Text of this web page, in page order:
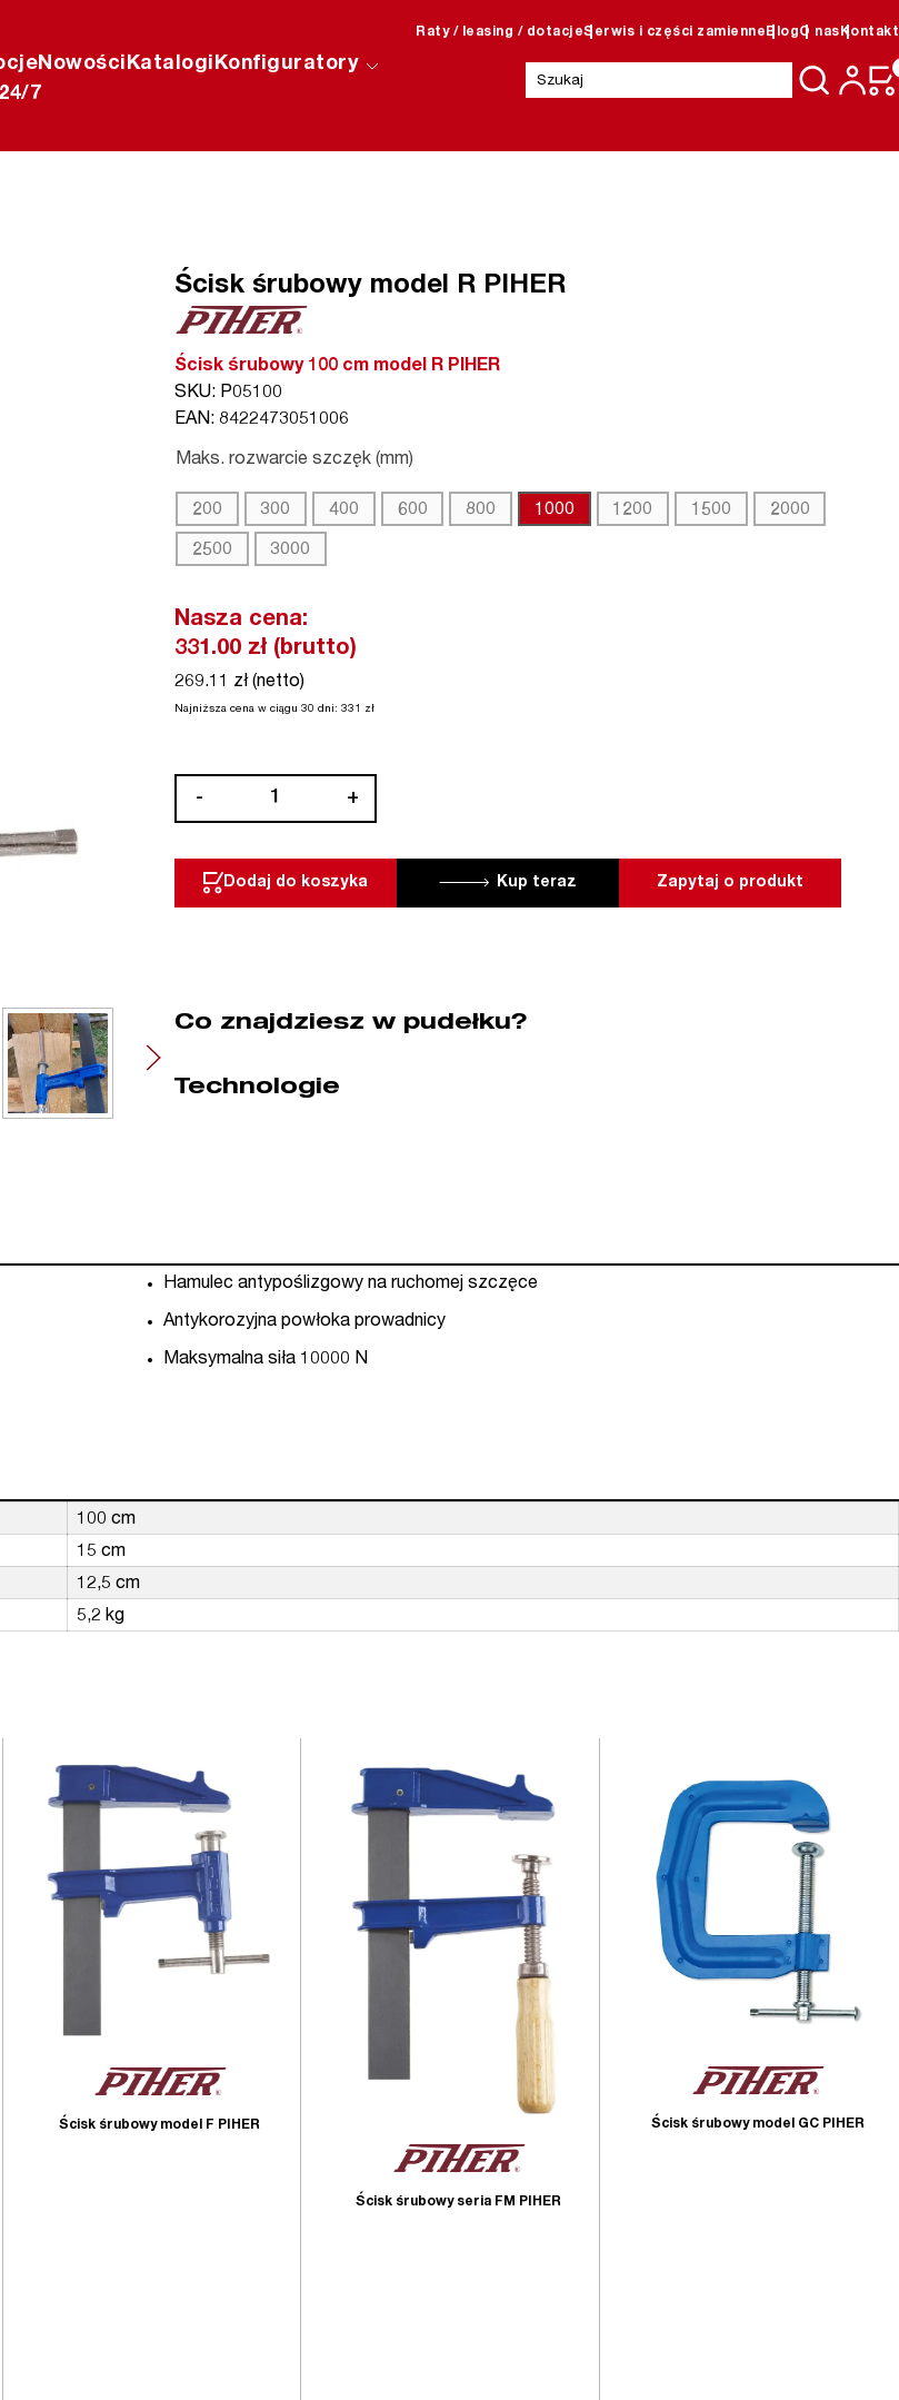
Raty / leasing / dotacjeSerwis i części zamienne BlogO nas Kontakt
NowościKatalogiKonfiguratory
7
Szukaj:
Ścisk śrubowy model R PIHER
Ścisk śrubowy 100 cm model R PIHER
SKU: P05100
EAN: 8422473051006
Maks. rozwarcie szczęk (mm)
200 300 400 600 800 1000 1200 1500 2000
2500 3000
Nasza cena:
331.00 zł (brutto)
269.11 zł (netto)
Najniższa cena w ciągu 30 dni: 331 zł
-
model
+
Dodaj do koszyka Zapytaj o produkt
Kup teraz
Co znajdziesz w pudełku?
Technologie
Hamulec antypoślizgowy na ruchomej szczęce
Antykorozyjna powłoka prowadnicy
Maksymalna siła 10000 N
100 cm
15 cm
12,5 cm
5,2 kg
Ścisk śrubowy model F PIHER
Ścisk śrubowy seria FM PIHER
Ścisk śrubowy model GC PIHER